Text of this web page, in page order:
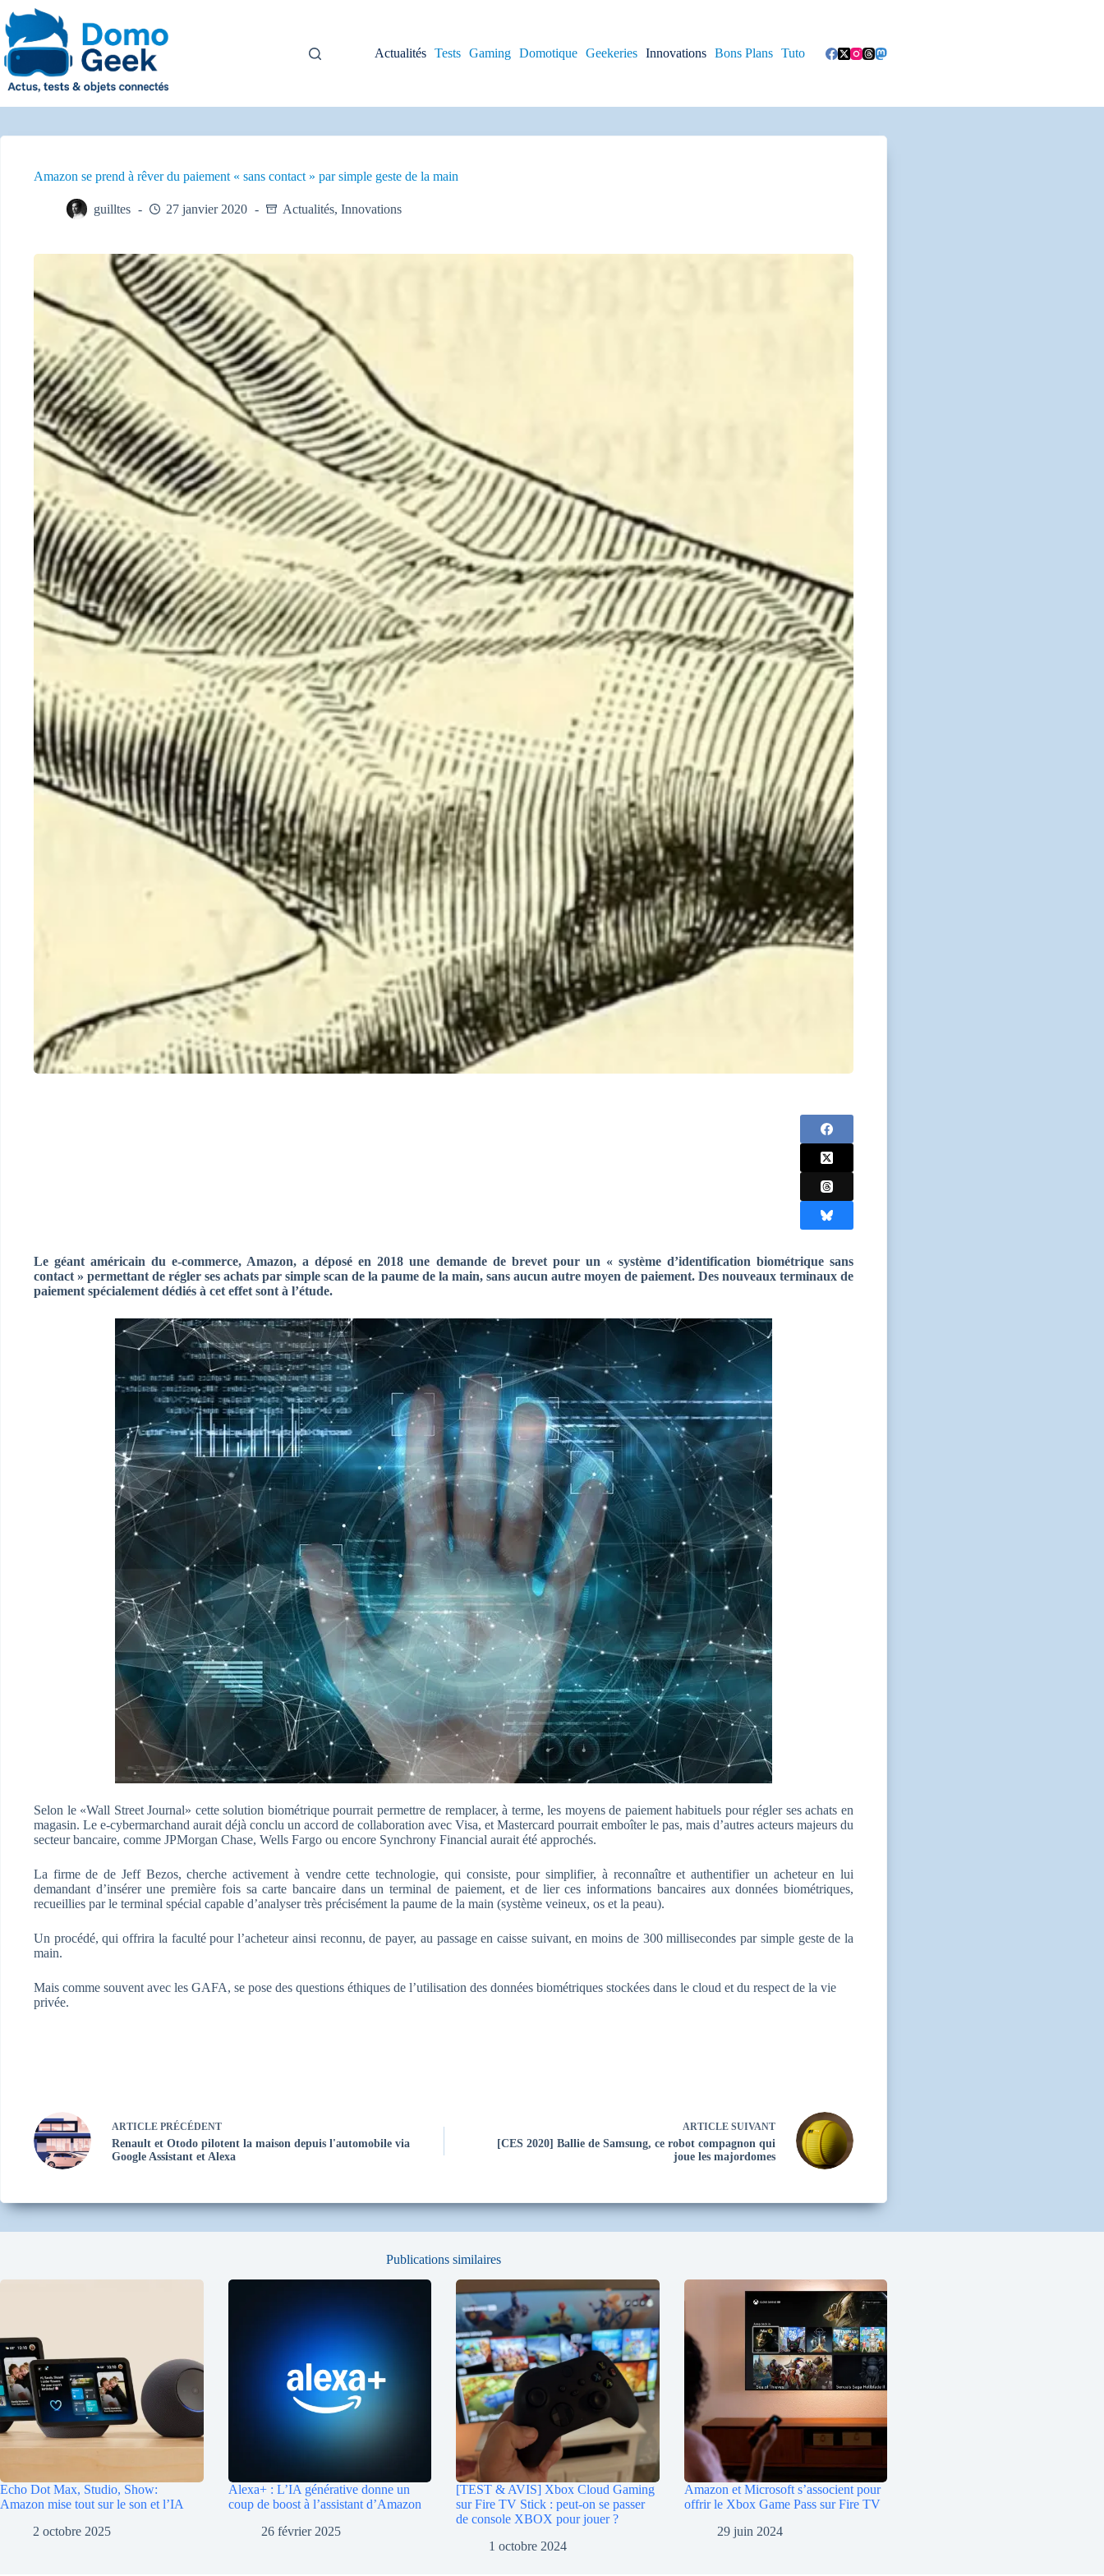
au
contenu
Actualités Tests Gaming Domotique Geekeries Innovations Bons Plans Tuto
Amazon se prend à rêver du paiement « sans contact » par simple geste de la main
guilltes 27 janvier 2020 Actualités, Innovations
Le géant américain du e-commerce, Amazon, a déposé en 2018 une demande de brevet pour un « système d’identification biométrique sans
contact » permettant de régler ses achats par simple scan de la paume de la main, sans aucun autre moyen de paiement. Des nouveaux terminaux de
paiement spécialement dédiés à cet effet sont à l’étude.
Selon le «Wall Street Journal» cette solution biométrique pourrait permettre de remplacer, à terme, les moyens de paiement habituels pour régler ses achats en
magasin. Le e-cybermarchand aurait déjà conclu un accord de collaboration avec Visa, et Mastercard pourrait emboîter le pas, mais d’autres acteurs majeurs du
secteur bancaire, comme JPMorgan Chase, Wells Fargo ou encore Synchrony Financial aurait été approchés.
La firme de de Jeff Bezos, cherche activement à vendre cette technologie, qui consiste, pour simplifier, à reconnaître et authentifier un acheteur en lui
demandant d’insérer une première fois sa carte bancaire dans un terminal de paiement, et de lier ces informations bancaires aux données biométriques,
recueillies par le terminal spécial capable d’analyser très précisément la paume de la main (système veineux, os et la peau).
Un procédé, qui offrira la faculté pour l’acheteur ainsi reconnu, de payer, au passage en caisse suivant, en moins de 300 millisecondes par simple geste de la
main.
Mais comme souvent avec les GAFA, se pose des questions éthiques de l’utilisation des données biométriques stockées dans le cloud et du respect de la vie
privée.
ARTICLE PRÉCÉDENT
Renault et Otodo pilotent la maison depuis l'automobile via
Google Assistant et Alexa
ARTICLESUIVANT
[CES 2020] Ballie de Samsung, ce robot compagnon qui
joue les majordomes
Publications similaires
Echo Dot Max, Studio, Show:
Amazon mise tout sur le son et l’IA
2 octobre 2025
Alexa+ : L’IA générative donne un
coup de boost à l’assistant d’Amazon
26 février 2025
[TEST & AVIS] Xbox Cloud Gaming
sur Fire TV Stick : peut-on se passer
de console XBOX pour jouer ?
1 octobre 2024
Amazon et Microsoft s’associent pour
offrir le Xbox Game Pass sur Fire TV
29 juin 2024